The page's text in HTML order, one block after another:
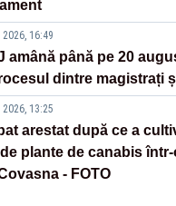
16:49
amână până pe 20
dintre magistrați
13:25
arestat după ce a
plante de canabis
- FOTO